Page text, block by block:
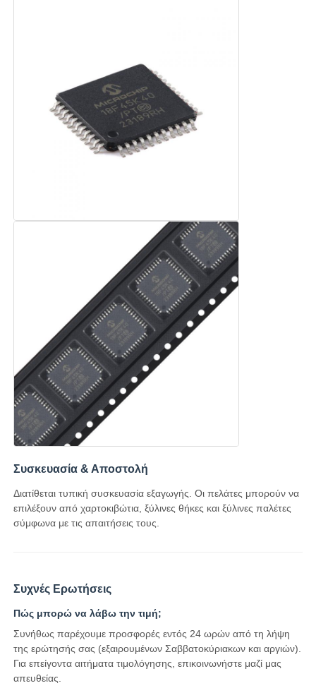
Ηλεκτρονικά εξαρτήματα
Προγραμματισμός PLC
Στερεάς κατάστασης ηλεκτρονόμος
Κεραία επικοινωνίας
Συνδετήρας
Τσιπ διαχείρισης ισχύος
Συσκευασία & Αποστολή
Διατίθεται τυπική συσκευασία εξαγωγής. Οι πελάτες μπορούν να
επιλέξουν από χαρτοκιβώτια, ξύλινες θήκες και ξύλινες παλέτες
σύμφωνα με τις απαιτήσεις τους.
Συχνές Ερωτήσεις
Πώς μπορώ να λάβω την τιμή;
Συνήθως παρέχουμε προσφορές εντός 24 ωρών από τη λήψη
της ερώτησής σας (εξαιρουμένων Σαββατοκύριακων και αργιών).
Για επείγοντα αιτήματα τιμολόγησης, επικοινωνήστε μαζί μας
απευθείας.